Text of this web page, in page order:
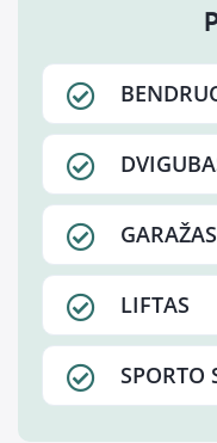
GARAŽAS
LIFTAS
SPORTO